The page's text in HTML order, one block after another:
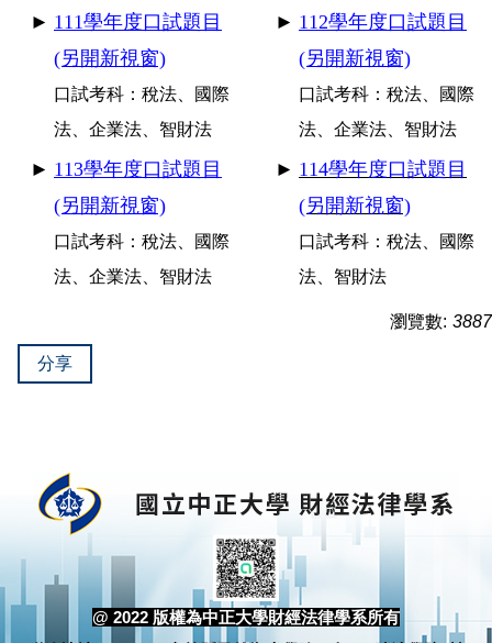
► 111學年度口試題目
(另開新視窗)
口試考科：稅法、國際
法、企業法、智財法
► 112學年度口試題目
(另開新視窗)
口試考科：稅法、國際
法、企業法、智財法
► 113學年度口試題目
(另開新視窗)
口試考科：稅法、國際
法、企業法、智財法
► 114學年度口試題目
(另開新視窗)
口試考科：稅法、國際
法、智財法
瀏覽數: 3887
分享
@ 2022 版權為中正大學財經法律學系所有